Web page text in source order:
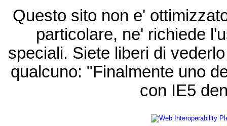
Questo sito non e'
particolare, ne' richiede
speciali. Siete liberi di
qualcuno: "Finalmente uno
con IE5